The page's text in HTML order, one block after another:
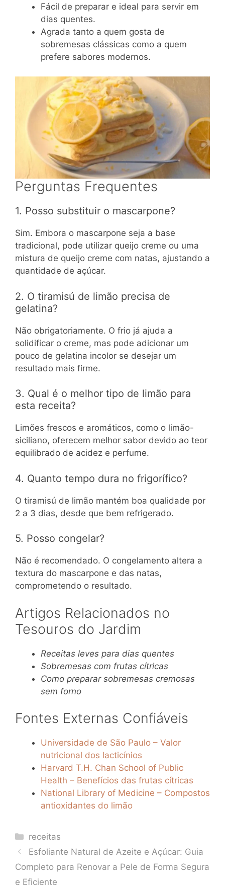
Fácil de preparar e ideal para servir em
dias quentes.
Agrada tanto a quem gosta de
sobremesas clássicas como a quem
prefere sabores modernos.
Perguntas Frequentes
1. Posso substituir o mascarpone?
Sim. Embora o mascarpone seja a base
tradicional, pode utilizar queijo creme ou uma
mistura de queijo creme com natas, ajustando a
quantidade de açúcar.
2. O tiramisú de limão precisa de
gelatina?
Não obrigatoriamente. O frio já ajuda a
solidificar o creme, mas pode adicionar um
pouco de gelatina incolor se desejar um
resultado mais firme.
3. Qual é o melhor tipo de limão para
esta receita?
Limões frescos e aromáticos, como o limão-
siciliano, oferecem melhor sabor devido ao teor
equilibrado de acidez e perfume.
4. Quanto tempo dura no frigorífico?
O tiramisú de limão mantém boa qualidade por
2 a 3 dias, desde que bem refrigerado.
5. Posso congelar?
Não é recomendado. O congelamento altera a
textura do mascarpone e das natas,
comprometendo o resultado.
Artigos Relacionados no
Tesouros do Jardim
Receitas leves para dias quentes
Sobremesas com frutas cítricas
Como preparar sobremesas cremosas
sem forno
Fontes Externas Confiáveis
Universidade de São Paulo – Valor
nutricional dos lacticínios
Harvard T.H. Chan School of Public
Health – Benefícios das frutas cítricas
National Library of Medicine – Compostos
antioxidantes do limão
Categories
receitas
Esfoliante Natural de Azeite e Açúcar: Guia
Completo para Renovar a Pele de Forma Segura
e Eficiente